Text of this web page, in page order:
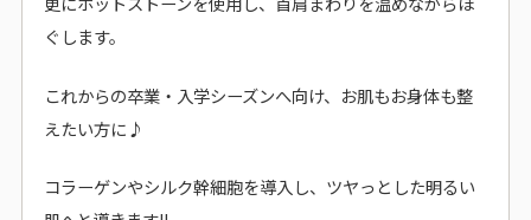
ぐします。
これからの卒業・入学シーズンへ向け、お肌もお身体も整
えたい方に♪
コラーゲンやシルク幹細胞を導入し、ツヤっとした明るい